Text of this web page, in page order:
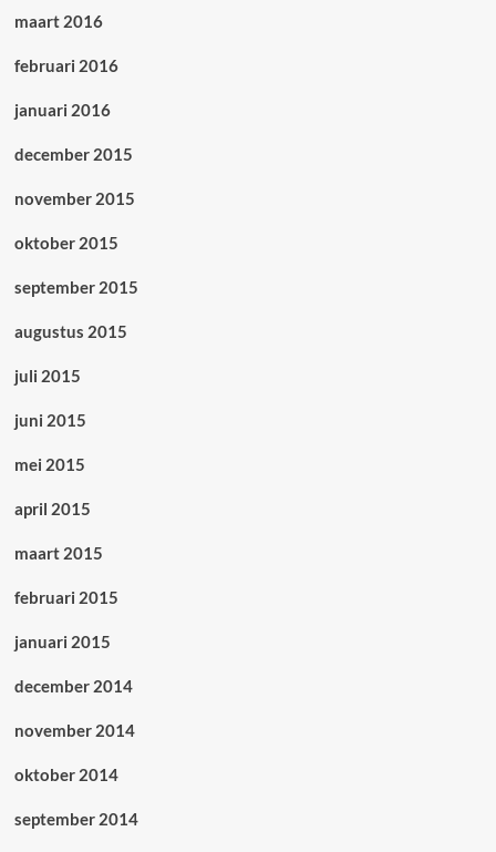
maart 2016
februari 2016
januari 2016
december 2015
november 2015
oktober 2015
september 2015
augustus 2015
juli 2015
juni 2015
mei 2015
april 2015
maart 2015
februari 2015
januari 2015
december 2014
november 2014
oktober 2014
september 2014